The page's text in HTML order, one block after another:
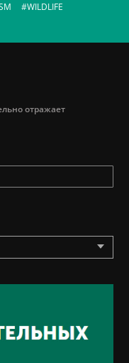
WILDLIFE
отражает